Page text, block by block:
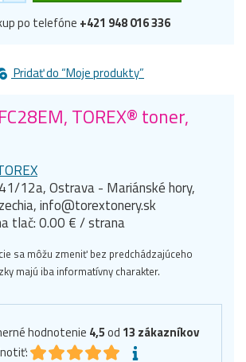
po telefóne +421 948 016 336
Pridať do “Moje produkty”
TOREX® toner,
12a, Ostrava - Mariánské hory,
info@torextonery.sk
tlač: 0.00 € / strana
sa môžu zmeniť bez predchádzajúceho
majú iba informatívny charakter.
hodnotenie 4,5od 13 zákazníkov